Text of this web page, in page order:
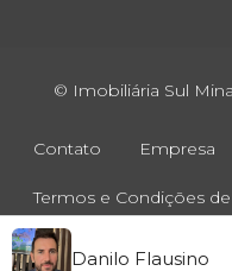
Danilo Flausino
© Imobiliária Sul
Contato Empresa
Termos e Condições